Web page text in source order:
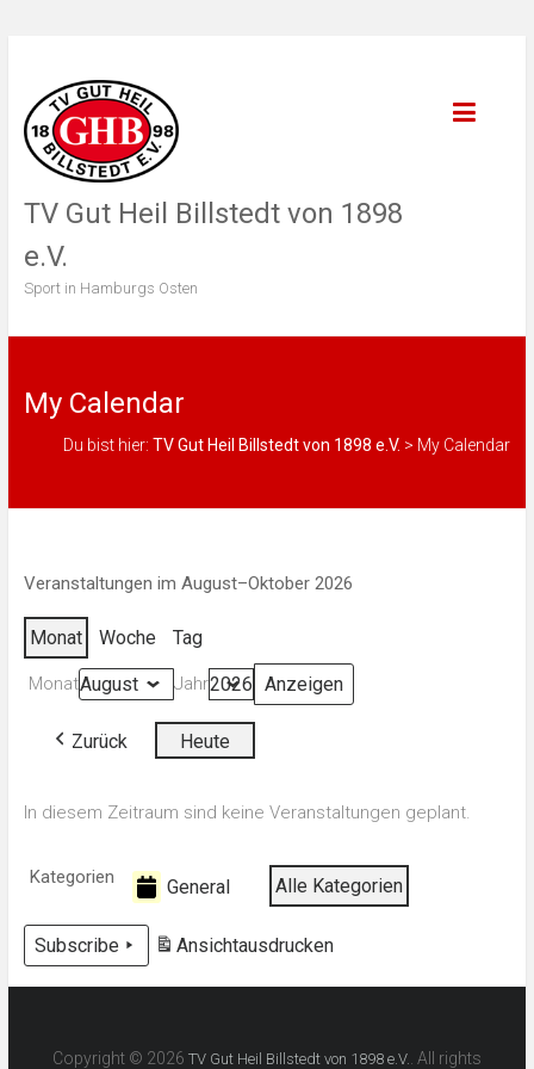
TV Gut Heil Billstedt von 1898
e.V.
Sport in Hamburgs Osten
My Calendar
Du bist hier: TV Gut Heil Billstedt von 1898 e.V. > My Calendar
Veranstaltungen im August–Oktober 2026
Monat Woche Tag
Monat Jahr
Zurück Heute
In diesem Zeitraum sind keine Veranstaltungen geplant.
Kategorien General Alle Kategorien
Subscribe Ansichtausdrucken
Copyright © 2026 TV Gut Heil Billstedt von 1898 e.V. . All rights